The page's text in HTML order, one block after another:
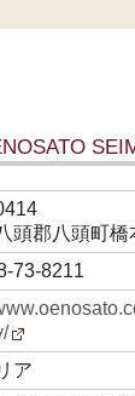
頭郡八頭町橋
73-8211
ア